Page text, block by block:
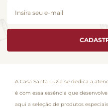
A Casa Santa Luzia se dedica a
é com essa essência que
aqui a seleção de produtos